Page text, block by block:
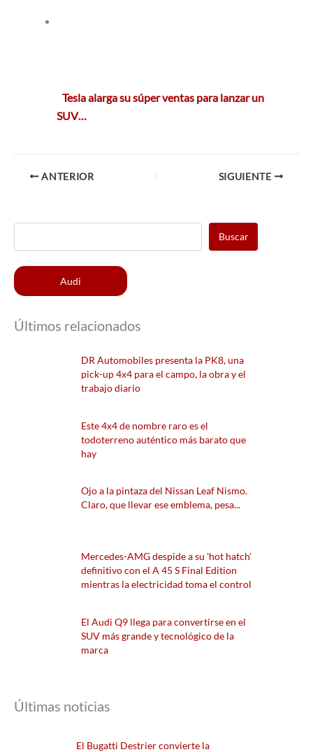
Tesla alarga su súper ventas para lanzar un
SUV…
ANTERIOR SIGUIENTE
Buscar
Audi
Últimos relacionados
DR Automobiles presenta la PK8, una
pick-up 4x4 para el campo, la obra y el
trabajo diario
Este 4x4 de nombre raro es el
todoterreno auténtico más barato que
hay
Ojo a la pintaza del Nissan Leaf Nismo.
Claro, que llevar ese emblema, pesa...
Mercedes-AMG despide a su 'hot hatch'
definitivo con el A 45 S Final Edition
mientras la electricidad toma el control
El Audi Q9 llega para convertirse en el
SUV más grande y tecnológico de la
marca
Últimas noticias
El Bugatti Destrier convierte la